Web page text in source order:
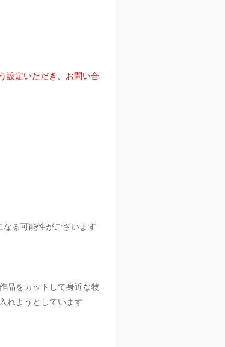
設定いただき、お問い合
る可能性がございます
品をカットして身近な物
れようとしています